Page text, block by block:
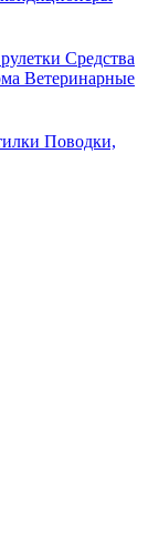
Средства
Ветеринарные
Поводки,